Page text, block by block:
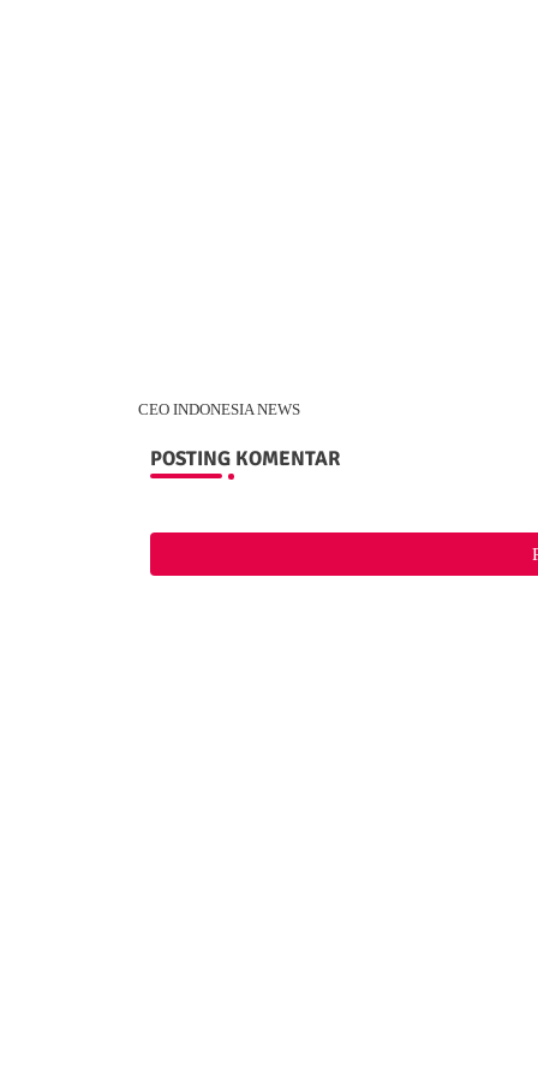
CEO INDONESIA NEWS
POSTING KOMENTAR